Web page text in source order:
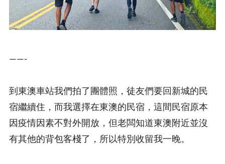
——-
到東澳車站我們拍了團體照，徒友們要回新城的民
宿繼續住，而我選擇在東澳的民宿，這間民宿原本
因疫情因素不對外開放，但老闆知道東澳附近並沒
有其他的背包客棧了，所以特別收留我一晚。